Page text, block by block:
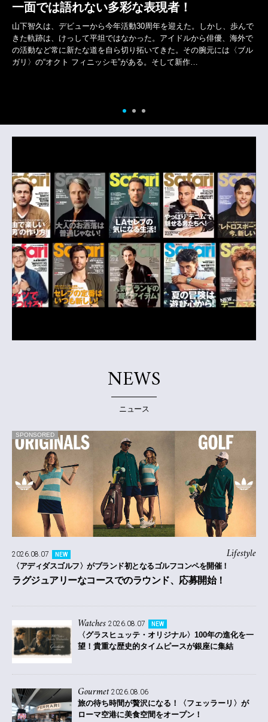
"色"と"重ね技"で週末を遊ぶ！
さりげないお洒落を楽しみたい週末。どこかでまわりと差をつけるな
ら、"色"と"重ね技"で遊んで余裕を表現したいところ。そこでおすす
めなのが〈ロエベ〉の新作コレクション。上品で落ち着いたワードロ
ーブを中心としつつ、楽しげな色や粋な小物をひと足…
NEWS
ニュース
SPONSORED
Lifestyle
2026.08.07 NEW
〈アディダスゴルフ〉がブランド初となるゴルフコンペを開催！
ラグジュアリーなコースでのラウンド、応募開始！
Watches 2026.08.07 NEW
〈グラスヒュッテ・オリジナル〉100年の進化を一
望！貴重な歴史的タイムピースが銀座に集結
Gourmet 2026.08.06
旅の待ち時間が贅沢になる！〈フェッラーリ〉が
ローマ空港に美食空間をオープン！